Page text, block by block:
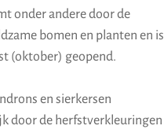
onder andere door de
bomen en planten en is
(oktober) geopend.
en sierkersen
door de herfstverkleuringen